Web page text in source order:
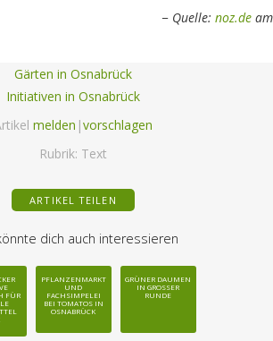
Quelle: noz.de
Gärten in Osnabrück
Initiativen in Osnabrück
melden |vorschlagen
Rubrik: Text
ARTIKEL TEILEN
dich auch interessieren
FÜR
PFLANZENMARKT
UND
FACHSIMPELEI
BEI TOMATOS IN
OSNABRÜCK
GRÜNER DAUMEN
IN GROSSER R
UNDE